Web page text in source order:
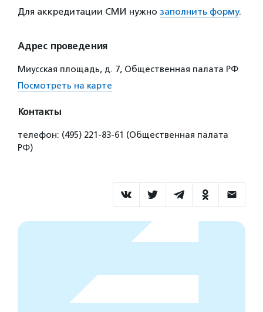
Для аккредитации СМИ нужно заполнить форму.
Адрес проведения
Миусская площадь, д. 7, Общественная палата РФ
Посмотреть на карте
Контакты
телефон: (495) 221-83-61 (Общественная палата
РФ)